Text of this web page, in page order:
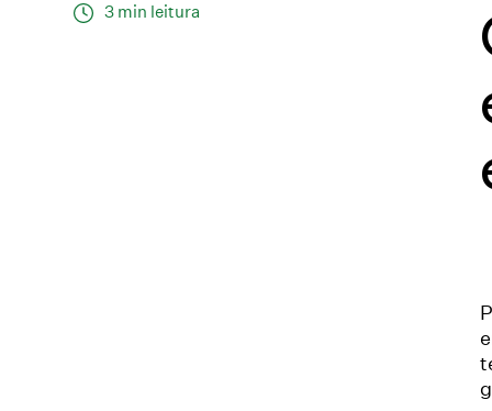
3 min leitura